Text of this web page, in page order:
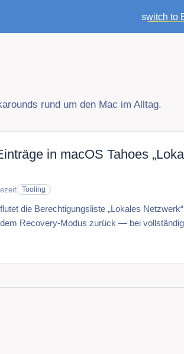
switch to
rund um den Mac im Alltag.
in macOS Tahoes
Tooling
die Berechtigungsliste „Lokales
Recovery-Modus zurück — bei